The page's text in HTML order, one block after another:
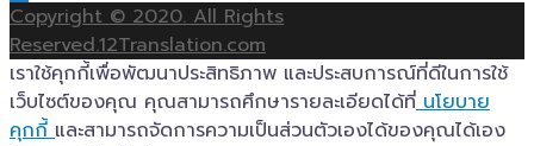
Copyright © 2020. All Rights
Reserved.12Translation.com
เราใช้คุกกี้เพื่อพัฒนาประสิทธิภาพ และประสบการณ์ที่ดีในการใช้
เว็บไซต์ของคุณ คุณสามารถศึกษารายละเอียดได้ที่นโยบาย
คุกกี้และสามารถจัดการความเป็นส่วนตัวเองได้ของคุณได้เอง